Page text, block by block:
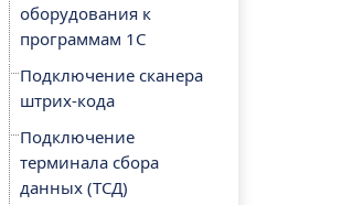
оборудования к
программам 1С
Подключение сканера
штрих-кода
Подключение
терминала сбора
данных (ТСД)